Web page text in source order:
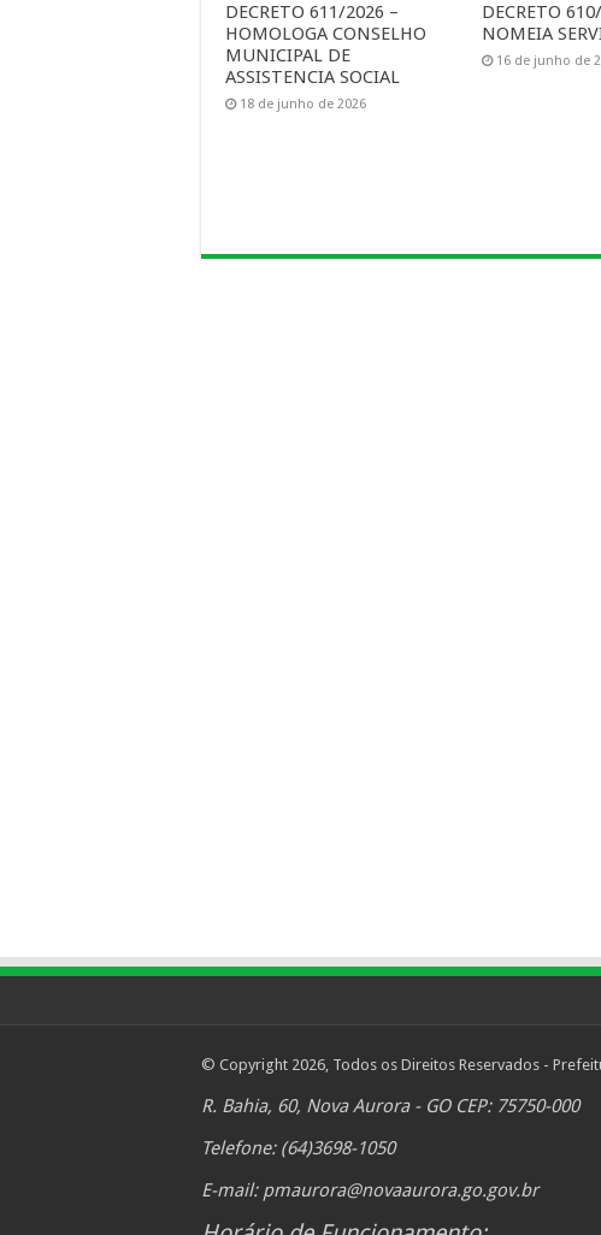
DECRETO 611/2026 –
HOMOLOGA CONSELHO
MUNICIPAL DE
ASSISTENCIA SOCIAL
18 de junho de 2026
DECRETO
NOMEIA
16 de junho de
© Copyright 2026, Todos os Direitos Reservados -
R. Bahia, 60, Nova Aurora - GO CEP: 75750-000
Telefone: (64)3698-1050
E-mail: pmaurora@novaaurora.go.gov.br